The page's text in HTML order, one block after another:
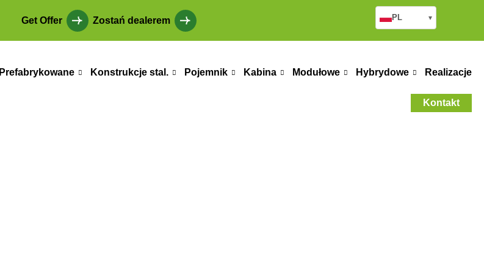
Get Offer Zostań dealerem PL ▾
Prefabrykowane Konstrukcje stal. Pojemnik Kabina Modułowe Hybrydowe Realizacje
Kontakt